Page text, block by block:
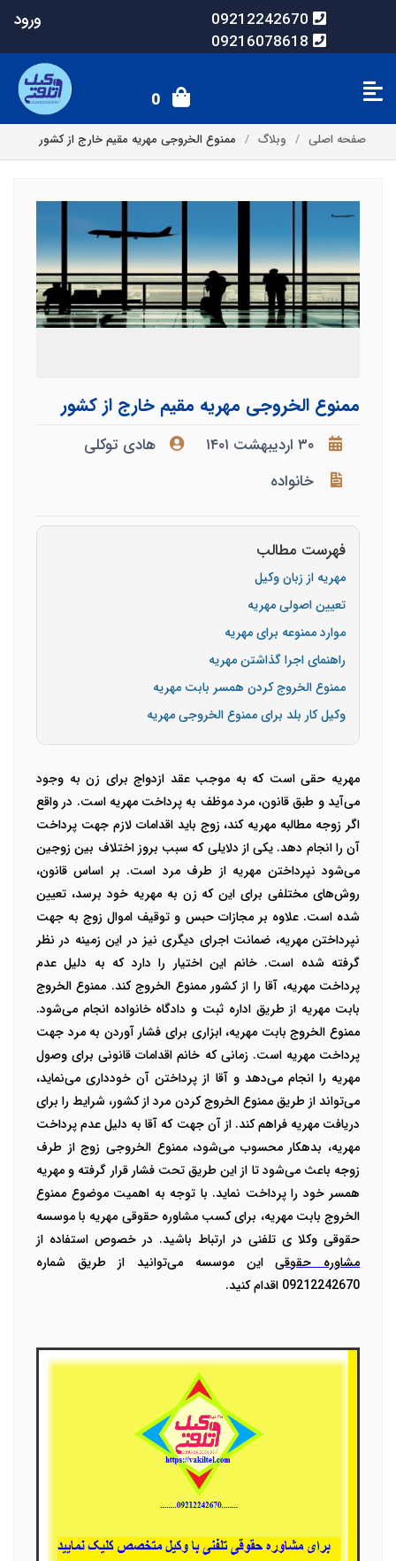
09212242670
09216078618
ورود
0
صفحه اصلی وبلاگ ممنوع الخروجی مهریه مقیم خارج از کشور
ممنوع الخروجی مهریه مقیم خارج از کشور
۳۰ اردیبهشت ۱۴۰۱
هادی توکلی
خانواده
فهرست مطالب
مهریه از زبان وکیل
تعیین اصولی مهریه
موارد ممنوعه برای مهریه
راهنمای اجرا گذاشتن مهریه
ممنوع الخروج کردن همسر بابت مهریه
وکیل کار بلد برای ممنوع الخروجی مهریه
مهریه حقی است که به موجب عقد ازدواج برای زن به وجود
می‌آید و طبق قانون، مرد موظف به پرداخت مهریه است. در واقع
اگر زوجه مطالبه مهریه کند، زوج باید اقدامات لازم جهت پرداخت
آن را انجام دهد. یکی از دلایلی که سبب بروز اختلاف بین زوجین
می‌شود نپرداختن مهریه از طرف مرد است. بر اساس قانون،
روش‌های مختلفی برای این که زن به مهریه خود برسد، تعیین
شده است. علاوه بر مجازات حبس و توقیف اموال زوج به جهت
نپرداختن مهریه، ضمانت اجرای دیگری نیز در این زمینه در نظر
گرفته شده است. خانم این اختیار را دارد که به دلیل عدم
پرداخت مهریه، آقا را از کشور ممنوع الخروج کند. ممنوع الخروج
بابت مهریه از طریق اداره ثبت و دادگاه خانواده انجام می‌شود.
ممنوع الخروج بابت مهریه، ابزاری برای فشار آوردن به مرد جهت
پرداخت مهریه است. زمانی که خانم اقدامات قانونی برای وصول
مهریه را انجام می‌دهد و آقا از پرداختن آن خودداری می‌نماید،
می‌تواند از طریق ممنوع الخروج کردن مرد از کشور، شرایط را برای
دریافت مهریه فراهم کند. از آن جهت که آقا به دلیل عدم پرداخت
مهریه، بدهکار محسوب می‌شود، ممنوع الخروجی زوج از طرف
زوجه باعث می‌شود تا از این طریق تحت فشار قرار گرفته و مهریه
همسر خود را پرداخت نماید. با توجه به اهمیت موضوع ممنوع
الخروج بابت مهریه، برای کسب مشاوره حقوقی مهریه با موسسه
حقوقی وکلا ی تلفنی در ارتباط باشید. در خصوص استفاده از
مشاوره حقوقیاین موسسه می‌توانید از طریق شماره
09212242670 اقدام کنید.